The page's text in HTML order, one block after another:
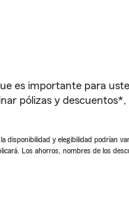
es importante para
pólizas y
disponibilidad y elegibilidad podrían
Los ahorros, nombres de los